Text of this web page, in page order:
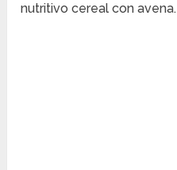
nutritivo cereal con avena.